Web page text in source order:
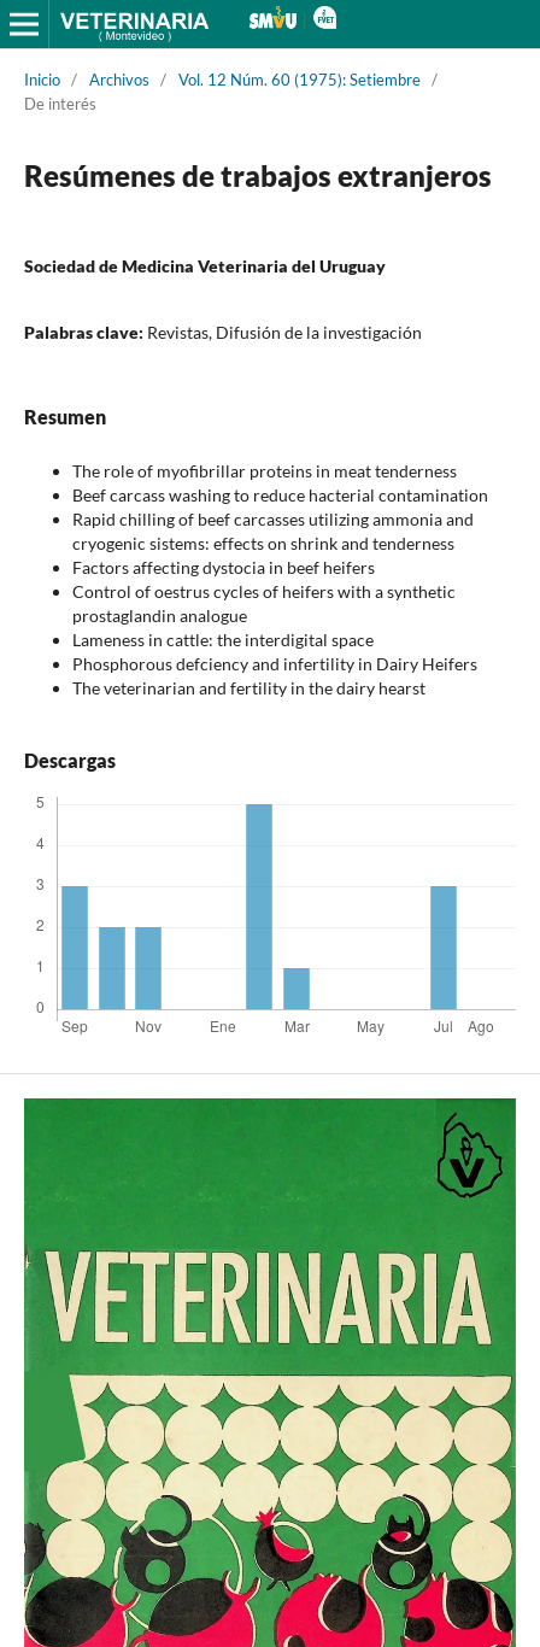
Inicio / Archivos / Vol. 12 Núm. 60 (1975): Setiembre /
De interés
Resúmenes de trabajos extranjeros
Sociedad de Medicina Veterinaria del Uruguay
Palabras clave: Revistas, Difusión de la investigación
Resumen
The role of myofibrillar proteins in meat tenderness
Beef carcass washing to reduce hacterial contamination
Rapid chilling of beef carcasses utilizing ammonia and
cryogenic sistems: effects on shrink and tenderness
Factors affecting dystocia in beef heifers
Control of oestrus cycles of heifers with a synthetic
prostaglandin analogue
Lameness in cattle: the interdigital space
Phosphorous defciency and infertility in Dairy Heifers
The veterinarian and fertility in the dairy hearst
Descargas